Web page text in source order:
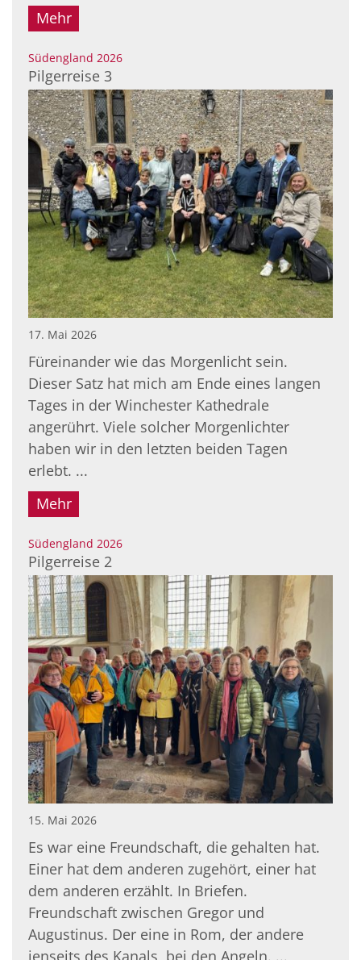
Mehr
Südengland 2026:
Pilgerreise 3
17. Mai 2026
Füreinander wie das Morgenlicht sein.
Dieser Satz hat mich am Ende eines langen
Tages in der Winchester Kathedrale
angerührt. Viele solcher Morgenlichter
haben wir in den letzten beiden Tagen
erlebt. ...
Mehr
Südengland 2026:
Pilgerreise 2
15. Mai 2026
Es war eine Freundschaft, die gehalten hat.
Einer hat dem anderen zugehört, einer hat
dem anderen erzählt. In Briefen.
Freundschaft zwischen Gregor und
Augustinus. Der eine in Rom, der andere